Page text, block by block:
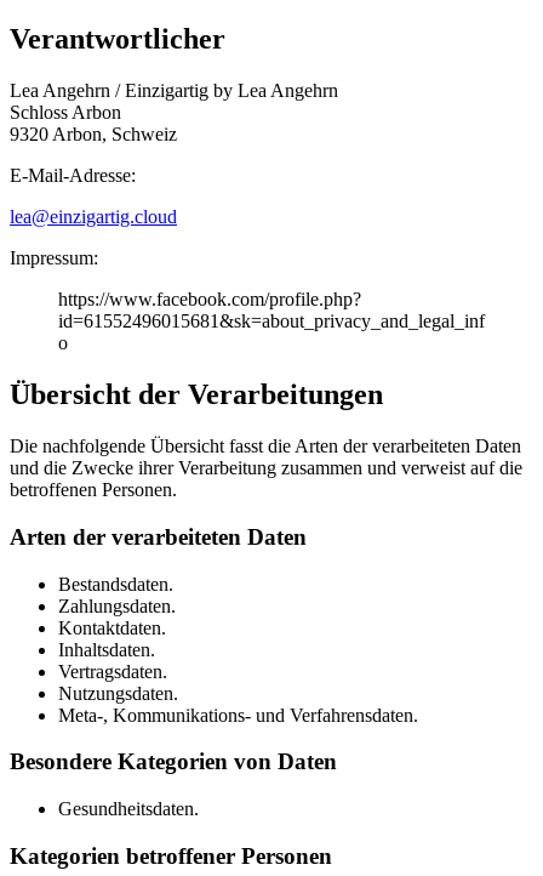
Verantwortlicher
Lea Angehrn / Einzigartig by Lea Angehrn
Schloss Arbon
9320 Arbon, Schweiz
E-Mail-Adresse:
lea@einzigartig.cloud
Impressum:
https://www.facebook.com/profile.php?
id=61552496015681&sk=about_privacy_and_legal_inf
o
Übersicht der Verarbeitungen
Die nachfolgende Übersicht fasst die Arten der verarbeiteten Daten
und die Zwecke ihrer Verarbeitung zusammen und verweist auf die
betroffenen Personen.
Arten der verarbeiteten Daten
Bestandsdaten.
Zahlungsdaten.
Kontaktdaten.
Inhaltsdaten.
Vertragsdaten.
Nutzungsdaten.
Meta-, Kommunikations- und Verfahrensdaten.
Besondere Kategorien von Daten
Gesundheitsdaten.
Kategorien betroffener Personen